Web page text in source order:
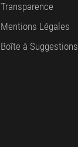
Transparence
Mentions Légales
Boîte à Suggestions